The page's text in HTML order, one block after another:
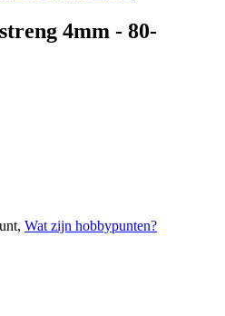
4mm - 80-
Wat zijn hobbypunten?